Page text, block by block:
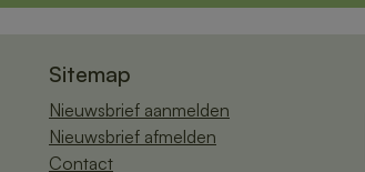
Sitemap
Nieuwsbrief aanmelden
Nieuwsbrief afmelden
Contact